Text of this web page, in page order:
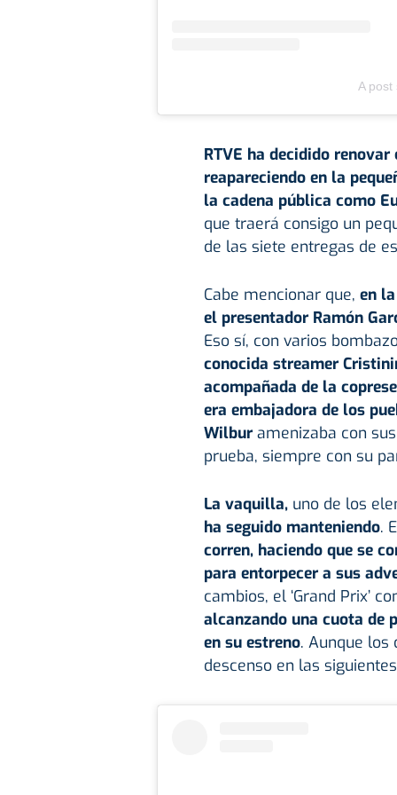
A post
RTVE ha decidido
reapareciendo en la
la cadena pública como
que traerá consigo un
de las siete entregas de
Cabe mencionar que, en
el presentador Ramón
Eso sí, con varios
conocida streamer
acompañada de la
era embajadora de los
Wilbur amenizaba con
prueba, siempre con su
La vaquilla,uno de los
ha seguido manteniendo.
corren, haciendo que se
para entorpecer a sus
cambios, el ‘Grand Prix’
alcanzando una cuota de
en su estreno. Aunque los
descenso en las